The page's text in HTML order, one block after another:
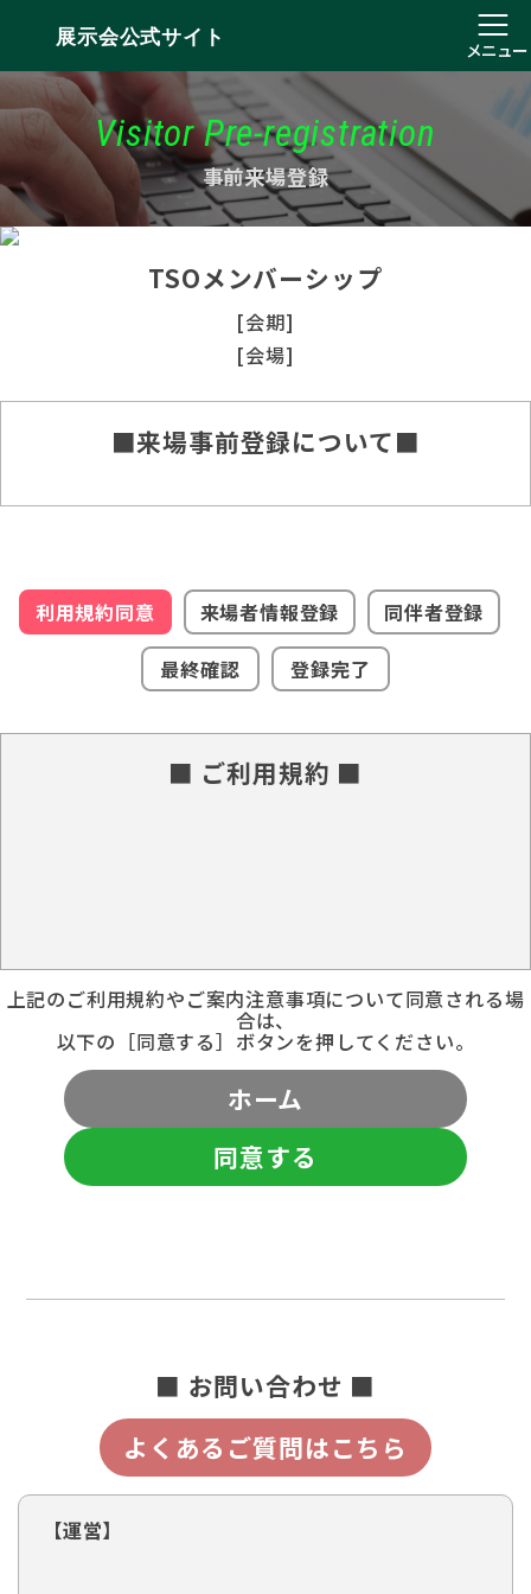
展示会公式サイト
メニュー
Visitor Pre-registration
事前来場登録
TSOメンバーシップ
[会期]
[会場]
■来場事前登録について■
利用規約同意 来場者情報登録
同伴者登録
最終確認
登録完了
■ ご利用規約 ■
上記のご利用規約やご案内注意事項について同意される場
合は、
以下の［同意する］ボタンを押してください。
ホーム
同意する
■ お問い合わせ ■
よくあるご質問はこちら
【運営】